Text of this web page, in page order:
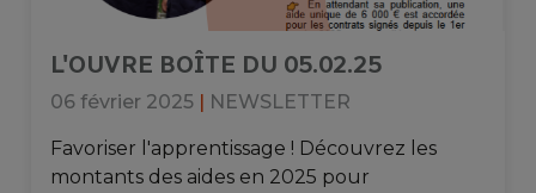
L'OUVRE BOÎTE DU 05.02.25
06 février 2025 | NEWSLETTER
Favoriser l'apprentissage ! Découvrez les
montants des aides en 2025 pour